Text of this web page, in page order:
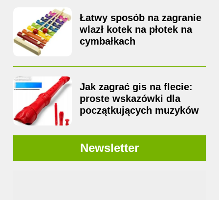
Łatwy sposób na zagranie
wlazł kotek na płotek na
cymbałkach
Jak zagrać gis na flecie:
proste wskazówki dla
początkujących muzyków
Newsletter